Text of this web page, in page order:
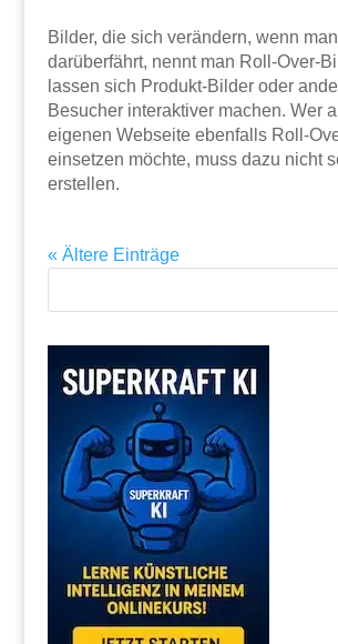
Bilder, die sich verändern, wenn
darüberfährt, nennt man Roll-Over-
lassen sich Produkt-Bilder oder
Besucher interaktiver machen. Wer
eigenen Webseite ebenfalls Roll-
einsetzen möchte, muss dazu nicht
erstellen.
« Ältere Einträge